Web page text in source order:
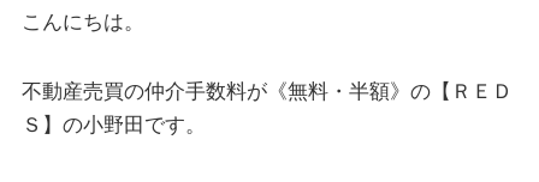
こんにちは。
不動産売買の仲介手数料が《無料・半額》の【ＲＥＤ
Ｓ】の小野田です。